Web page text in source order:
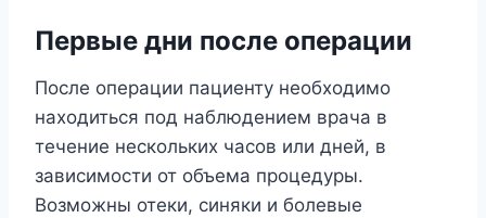
Первые дни после операции
После операции пациенту необходимо
находиться под наблюдением врача в
течение нескольких часов или дней, в
зависимости от объема процедуры.
Возможны отеки, синяки и болевые